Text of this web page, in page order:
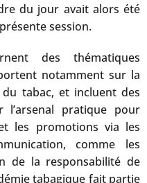
du jour avait alors été
session.
des thématiques
notamment sur la
tabac, et incluent des
l’arsenal pratique pour
les promotions via les
comme les
de la responsabilité de
tabagique fait partie